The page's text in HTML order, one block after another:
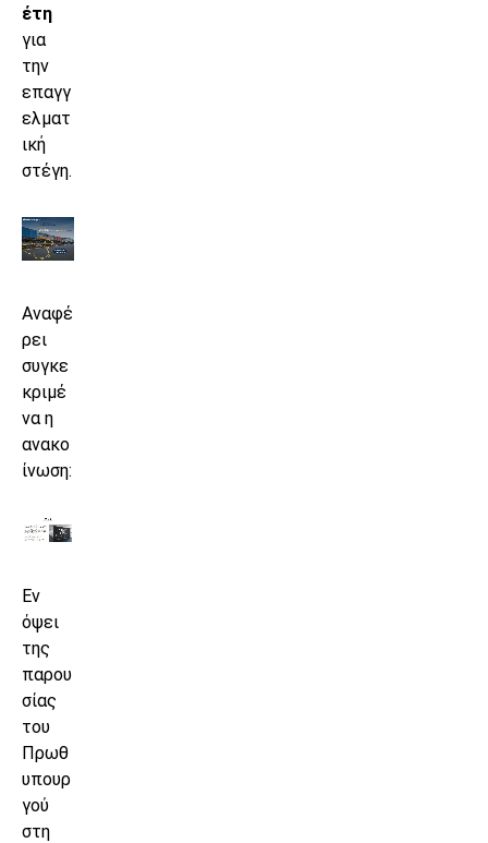
έτη
για
την
επαγγ
ελματ
ική
στέγη.
Αναφέ
ρει
συγκε
κριμέ
να η
ανακο
ίνωση:
Εν
όψει
της
παρου
σίας
του
Πρωθ
υπουρ
γού
στη